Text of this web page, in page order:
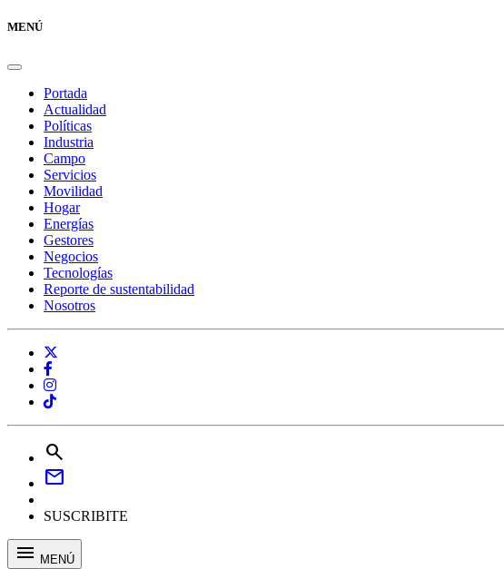
MENÚ
Portada
Actualidad
Políticas
Industria
Campo
Servicios
Movilidad
Hogar
Energías
Gestores
Negocios
Tecnologías
Reporte de sustentabilidad
Nosotros
search
mail
SUSCRIBITE
menu MENÚ